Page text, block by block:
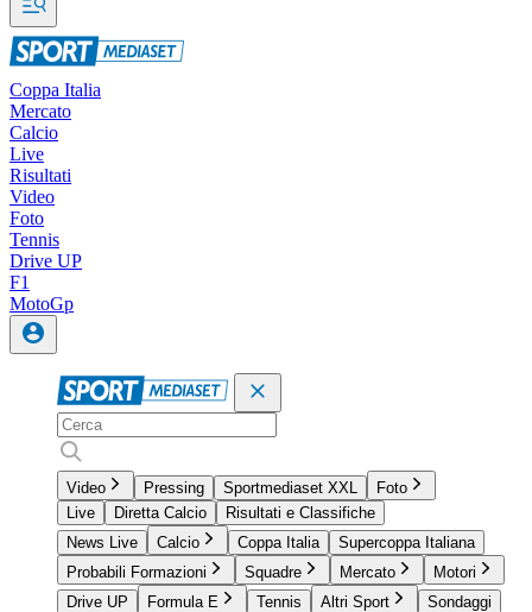
Coppa Italia
Mercato
Calcio
Live
Risultati
Video
Foto
Tennis
Drive UP
F1
MotoGp
Video Pressing Sportmediaset XXL
Foto
Live
Diretta Calcio
Risultati e Classifiche
News Live
Calcio Coppa Italia
Supercoppa Italiana
Probabili Formazioni
Squadre Mercato
Motori
Drive UP
Formula E Tennis Altri Sport
Sondaggi